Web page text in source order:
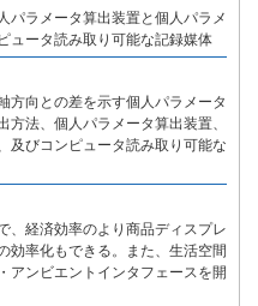
パラメータ算出装置と個人パラメ
ュータ読み取り可能な記録媒体
方向との差を示す個人パラメータ
法、個人パラメータ算出装置、
及びコンピュータ読み取り可能な
、経済効率のより商品ディスプレ
効率化もできる。また、生活空間
アンビエントインタフェースを開